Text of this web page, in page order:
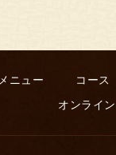
メニュー コース
オンライ